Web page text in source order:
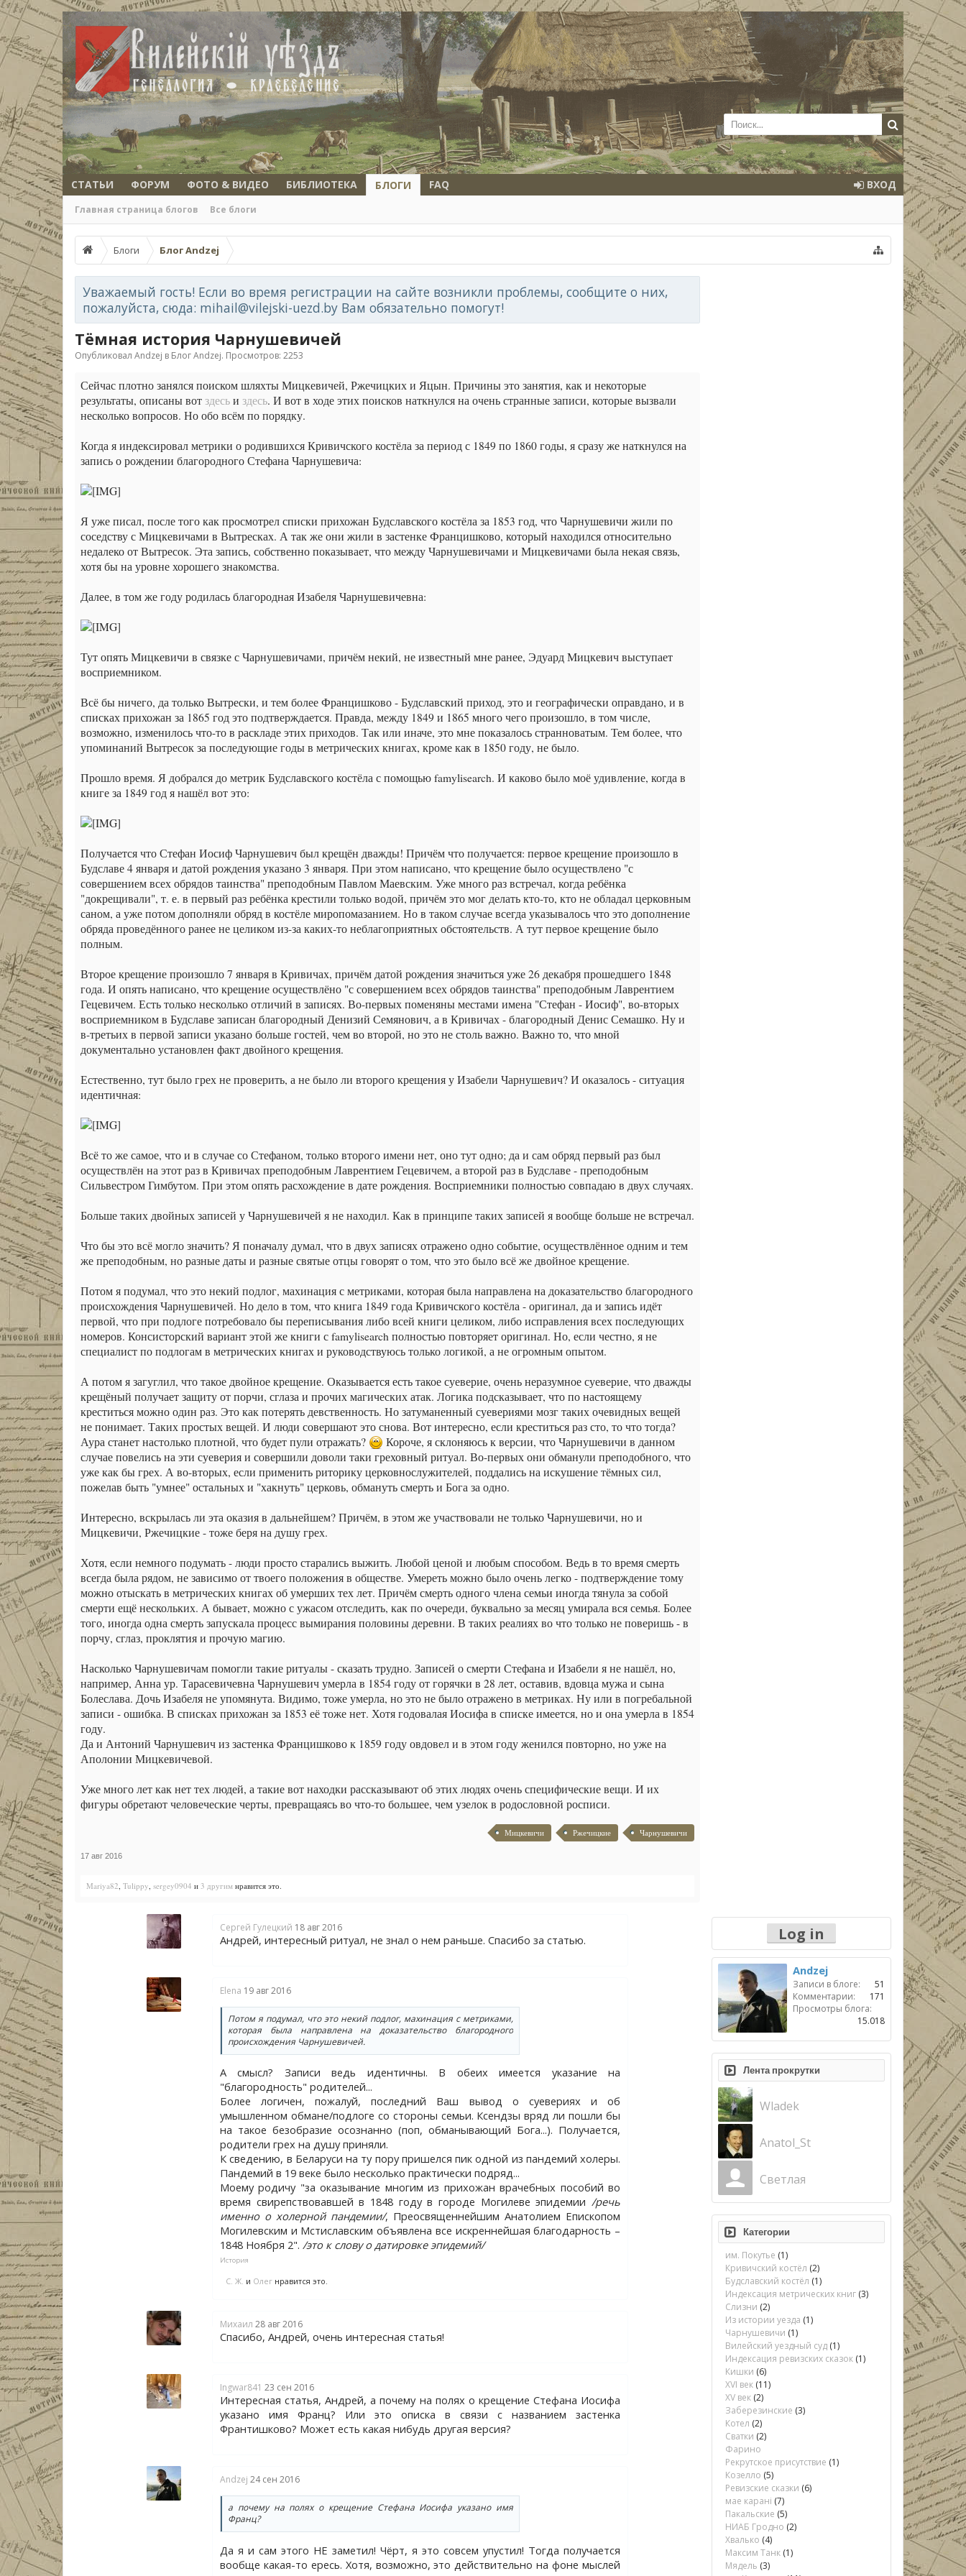
СТАТЬИ ФОРУМ ФОТО & ВИДЕО БИБЛИОТЕКА БЛОГИ
Главная страница блогов Все блоги
FAQ ВХОД
Блоги Блог Andzej
Уважаемый гость! Если во время регистрации на сайте возникли проблемы, сообщите о них,
пожалуйста, сюда: mihail@vilejski-uezd.by Вам обязательно помогут!
Тёмная история Чарнушевичей
Опубликовал Andzej в Блог Andzej. Просмотров: 2253
Сейчас плотно занялся поиском шляхты Мицкевичей, Ржечицких и Яцын. Причины это занятия, как и некоторые
результаты, описаны вот здесь и здесь. И вот в ходе этих поисков наткнулся на очень странные записи, которые вызвали
несколько вопросов. Но обо всём по порядку.
Когда я индексировал метрики о родившихся Кривичского костёла за период с 1849 по 1860 годы, я сразу же наткнулся на
запись о рождении благородного Стефана Чарнушевича:
Я уже писал, после того как просмотрел списки прихожан Будславского костёла за 1853 год, что Чарнушевичи жили по
соседству с Мицкевичами в Вытресках. А так же они жили в застенке Францишково, который находился относительно
недалеко от Вытресок. Эта запись, собственно показывает, что между Чарнушевичами и Мицкевичами была некая связь,
хотя бы на уровне хорошего знакомства.
Далее, в том же году родилась благородная Изабеля Чарнушевичевна:
Тут опять Мицкевичи в связке с Чарнушевичами, причём некий, не известный мне ранее, Эдуард Мицкевич выступает
восприемником.
Всё бы ничего, да только Вытрески, и тем более Францишково - Будславский приход, это и географически оправдано, и в
списках прихожан за 1865 год это подтверждается. Правда, между 1849 и 1865 много чего произошло, в том числе,
возможно, изменилось что-то в раскладе этих приходов. Так или иначе, это мне показалось странноватым. Тем более, что
упоминаний Вытресок за последующие годы в метрических книгах, кроме как в 1850 году, не было.
Прошло время. Я добрался до метрик Будславского костёла с помощью famylisearch. И каково было моё удивление, когда в
книге за 1849 год я нашёл вот это:
Получается что Стефан Иосиф Чарнушевич был крещён дважды! Причём что получается: первое крещение произошло в
Будславе 4 января и датой рождения указано 3 января. При этом написано, что крещение было осуществлено "с
совершением всех обрядов таинства" преподобным Павлом Маевским. Уже много раз встречал, когда ребёнка
"докрещивали", т. е. в первый раз ребёнка крестили только водой, причём это мог делать кто-то, кто не обладал церковным
саном, а уже потом дополняли обряд в костёле миропомазанием. Но в таком случае всегда указывалось что это дополнение
обряда проведённого ранее не целиком из-за каких-то неблагоприятных обстоятельств. А тут первое крещение было
полным.
Второе крещение произошло 7 января в Кривичах, причём датой рождения значиться уже 26 декабря прошедшего 1848
года. И опять написано, что крещение осуществлёно "с совершением всех обрядов таинства" преподобным Лаврентием
Гецевичем. Есть только несколько отличий в записях. Во-первых поменяны местами имена "Стефан - Иосиф", во-вторых
восприемником в Будславе записан благородный Денизий Семянович, а в Кривичах - благородный Денис Семашко. Ну и
в-третьих в первой записи указано больше гостей, чем во второй, но это не столь важно. Важно то, что мной
документально установлен факт двойного крещения.
Естественно, тут было грех не проверить, а не было ли второго крещения у Изабели Чарнушевич? И оказалось - ситуация
идентичная:
Всё то же самое, что и в случае со Стефаном, только второго имени нет, оно тут одно; да и сам обряд первый раз был
осуществлён на этот раз в Кривичах преподобным Лаврентием Гецевичем, а второй раз в Будславе - преподобным
Сильвестром Гимбутом. При этом опять расхождение в дате рождения. Восприемники полностью совпадаю в двух случаях.
Больше таких двойных записей у Чарнушевичей я не находил. Как в принципе таких записей я вообще больше не встречал.
Что бы это всё могло значить? Я поначалу думал, что в двух записях отражено одно событие, осуществлённое одним и тем
же преподобным, но разные даты и разные святые отцы говорят о том, что это было всё же двойное крещение.
Потом я подумал, что это некий подлог, махинация с метриками, которая была направлена на доказательство благородного
происхождения Чарнушевичей. Но дело в том, что книга 1849 года Кривичского костёла - оригинал, да и запись идёт
первой, что при подлоге потребовало бы переписывания либо всей книги целиком, либо исправления всех последующих
номеров. Консисторский вариант этой же книги с famylisearch полностью повторяет оригинал. Но, если честно, я не
специалист по подлогам в метрических книгах и руководствуюсь только логикой, а не огромным опытом.
А потом я загуглил, что такое двойное крещение. Оказывается есть такое суеверие, очень неразумное суеверие, что дважды
крещёный получает защиту от порчи, сглаза и прочих магических атак. Логика подсказывает, что по настоящему
креститься можно один раз. Это как потерять девственность. Но затуманенный суевериями мозг таких очевидных вещей
не понимает. Таких простых вещей. И люди совершают это снова. Вот интересно, если креститься раз сто, то что тогда?
Аура станет настолько плотной, что будет пули отражать?
Короче, я склоняюсь к версии, что Чарнушевичи в данном
случае повелись на эти суеверия и совершили доволи таки греховный ритуал. Во-первых они обманули преподобного, что
уже как бы грех. А во-вторых, если применить риторику церковнослужителей, поддались на искушение тёмных сил,
пожелав быть "умнее" остальных и "хакнуть" церковь, обмануть смерть и Бога за одно.
Интересно, вскрылась ли эта оказия в дальнейшем? Причём, в этом же участвовали не только Чарнушевичи, но и
Мицкевичи, Ржечицкие - тоже беря на душу грех.
Хотя, если немного подумать - люди просто старались выжить. Любой ценой и любым способом. Ведь в то время смерть
всегда была рядом, не зависимо от твоего положения в обществе. Умереть можно было очень легко - подтверждение тому
можно отыскать в метрических книгах об умерших тех лет. Причём смерть одного члена семьи иногда тянула за собой
смерти ещё нескольких. А бывает, можно с ужасом отследить, как по очереди, буквально за месяц умирала вся семья. Более
того, иногда одна смерть запускала процесс вымирания половины деревни. В таких реалиях во что только не поверишь - в
порчу, сглаз, проклятия и прочую магию.
Насколько Чарнушевичам помогли такие ритуалы - сказать трудно. Записей о смерти Стефана и Изабели я не нашёл, но,
например, Анна ур. Тарасевичевна Чарнушевич умерла в 1854 году от горячки в 28 лет, оставив, вдовца мужа и сына
Болеслава. Дочь Изабеля не упомянута. Видимо, тоже умерла, но это не было отражено в метриках. Ну или в погребальной
записи - ошибка. В списках прихожан за 1853 её тоже нет. Хотя годовалая Иосифа в списке имеется, но и она умерла в 1854
году.
Да и Антоний Чарнушевич из застенка Францишково к 1859 году овдовел и в этом году женился повторно, но уже на
Аполонии Мицкевичевой.
Уже много лет как нет тех людей, а такие вот находки рассказывают об этих людях очень специфические вещи. И их
фигуры обретают человеческие черты, превращаясь во что-то большее, чем узелок в родословной росписи.
Мицкевичи Ржечицкие Чарнушевичи
17 авг 2016
Mariya82, Tulippy, sergey0904 и 3 другим нравится это.
Сергей Гулецкий 18 авг 2016
Андрей, интересный ритуал, не знал о нем раньше. Спасибо за статью.
Elena 19 авг 2016
Потом я подумал, что это некий подлог, махинация с метриками,
которая была направлена на доказательство благородного
происхождения Чарнушевичей.
А смысл? Записи ведь идентичны. В обеих имеется указание на
"благородность" родителей...
Более логичен, пожалуй, последний Ваш вывод о суевериях и об
умышленном обмане/подлоге со стороны семьи. Ксендзы вряд ли пошли бы
на такое безобразие осознанно (поп, обманывающий Бога...). Получается,
родители грех на душу приняли.
К сведению, в Беларуси на ту пору пришелся пик одной из пандемий холеры.
Пандемий в 19 веке было несколько практически подряд...
Моему родичу "за оказывание многим из прихожан врачебных пособий во
время свирепствовавшей в 1848 году в городе Могилеве эпидемии /речь
именно о холерной пандемии/, Преосвященнейшим Анатолием Епископом
Могилевским и Мстиславским объявлена все искреннейшая благодарность –
1848 Ноября 2". /это к слову о датировке эпидемий/
История
С. Ж. и Олег нравится это.
Михаил 28 авг 2016
Спасибо, Андрей, очень интересная статья!
Ingwar841 23 сен 2016
Интересная статья, Андрей, а почему на полях о крещение Стефана Иосифа
указано имя Франц? Или это описка в связи с названием застенка
Франтишково? Может есть какая нибудь другая версия?
Andzej 24 сен 2016
а почему на полях о крещение Стефана Иосифа указано имя
Франц?
Да я и сам этого НЕ заметил! Чёрт, я это совсем упустил! Тогда получается
вообще какая-то ересь. Хотя, возможно, это действительно на фоне мыслей
Log in
Andzej
Записи в блоге:
51
Комментарии:
171
Просмотры блога:
15.018
Лента прокрутки
Wladek
Anatol_St
Светлая
Категории
им. Покутье (1)
Кривичский костёл (2)
Будславский костёл (1)
Индексация метрических книг (3)
Слизни (2)
Из истории уезда (1)
Чарнушевичи (1)
Вилейский уездный суд (1)
Индексация ревизских сказок (1)
Кишки (6)
XVI век (11)
XV век (2)
Заберезинские (3)
Котел (2)
Сватки (2)
Фарино
Рекрутское присутствие (1)
Козелло (5)
Ревизские сказки (6)
мае карані (7)
Пакальские (5)
НИАБ Гродно (2)
Хвалько (4)
Максим Танк (1)
Мядель (3)